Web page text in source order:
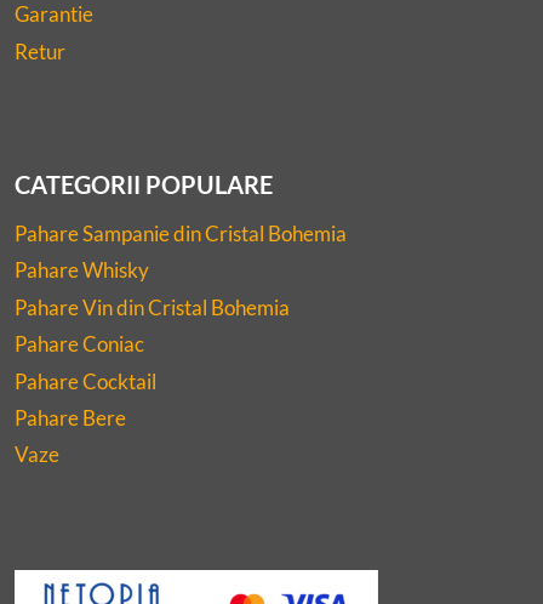
Garantie
Retur
CATEGORII POPULARE
Pahare Sampanie din Cristal Bohemia
Pahare Whisky
Pahare Vin din Cristal Bohemia
Pahare Coniac
Pahare Cocktail
Pahare Bere
Vaze